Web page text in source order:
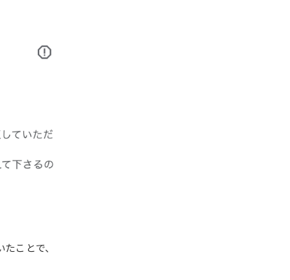
ことで、